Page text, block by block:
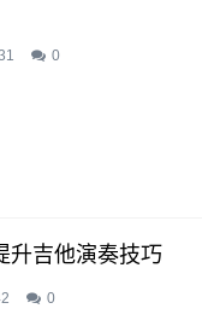
0
升吉他演奏技巧
0